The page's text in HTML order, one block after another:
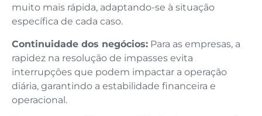
muito mais rápida, adaptando-se à situação
específica de cada caso.
Continuidade dos negócios: Para as empresas, a
rapidez na resolução de impasses evita
interrupções que podem impactar a operação
diária, garantindo a estabilidade financeira e
operacional.